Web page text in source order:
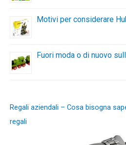
Motivi per considerare
Fuori moda o di nuovo
Regali aziendali – Cosa bisogna
regali